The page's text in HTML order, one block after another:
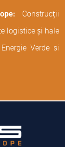
Construcții
logistice și hale
Verde si